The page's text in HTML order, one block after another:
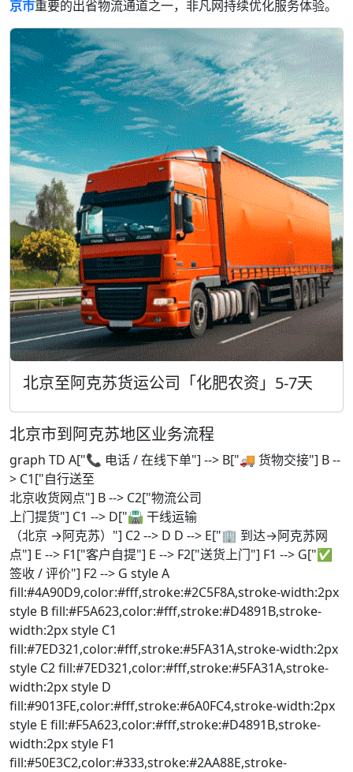
京市重要的出省物流通道之一，非凡网持续优化服务体验。
北京至阿克苏货运公司「化肥农资」5-7天
北京市到阿克苏地区业务流程
graph TD A["📞 电话 / 在线下单"] --> B["🚚 货物交接"] B --
> C1["自行送至
北京收货网点"] B --> C2["物流公司
上门提货"] C1 --> D["🛣️ 干线运输
（北京 →阿克苏）"] C2 --> D D --> E["🏢 到达→阿克苏网
点"] E --> F1["客户自提"] E --> F2["送货上门"] F1 --> G["✅
签收 / 评价"] F2 --> G style A
fill:#4A90D9,color:#fff,stroke:#2C5F8A,stroke-width:2px
style B fill:#F5A623,color:#fff,stroke:#D4891B,stroke-
width:2px style C1
fill:#7ED321,color:#fff,stroke:#5FA31A,stroke-width:2px
style C2 fill:#7ED321,color:#fff,stroke:#5FA31A,stroke-
width:2px style D
fill:#9013FE,color:#fff,stroke:#6A0FC4,stroke-width:2px
style E fill:#F5A623,color:#fff,stroke:#D4891B,stroke-
width:2px style F1
fill:#50E3C2,color:#333,stroke:#2AA88E,stroke-